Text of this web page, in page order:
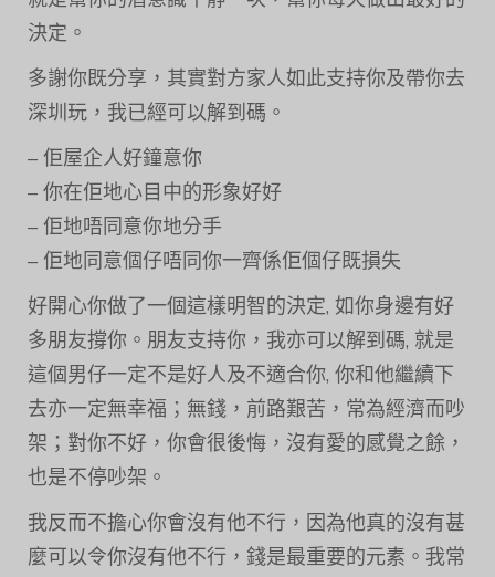
決定。
多謝你既分享，其實對方家人如此支持你及帶你去
深圳玩，我已經可以解到碼。
– 佢屋企人好鐘意你
– 你在佢地心目中的形象好好
– 佢地唔同意你地分手
– 佢地同意個仔唔同你一齊係佢個仔既損失
好開心你做了一個這樣明智的決定, 如你身邊有好
多朋友撐你。朋友支持你，我亦可以解到碼, 就是
這個男仔一定不是好人及不適合你, 你和他繼續下
去亦一定無幸福；無錢，前路艱苦，常為經濟而吵
架；對你不好，你會很後悔，沒有愛的感覺之餘，
也是不停吵架。
我反而不擔心你會沒有他不行，因為他真的沒有甚
麼可以令你沒有他不行，錢是最重要的元素。我常